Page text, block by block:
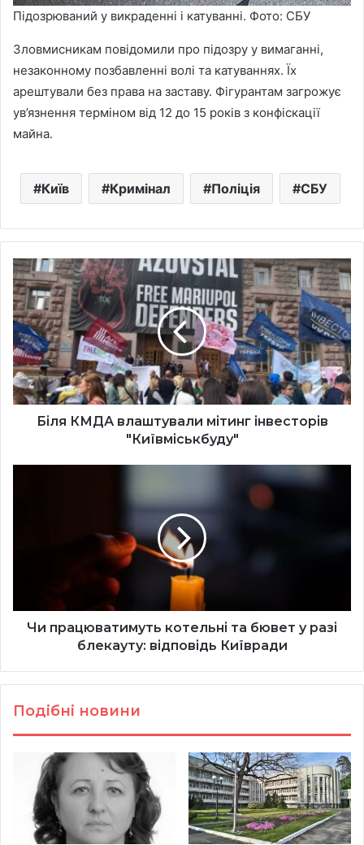
Підозрюваний у викраденні і катуванні. Фото: СБУ
Зловмисникам повідомили про підозру у вимаганні,
незаконному позбавленні волі та катуваннях. Їх
арештували без права на заставу. Фігурантам загрожує
ув’язнення терміном від 12 до 15 років з конфіскації
майна.
Київ Кримінал Поліція СБУ
Біля
КМДА
влаштували
мітинг
інвесторів
"Київміськбуду"
Біля КМДА влаштували мітинг інвесторів
"Київміськбуду"
відповідь
Київради
Чи працюватимуть котельні та бювет у разі
блекауту: відповідь Київради
Подібні новини